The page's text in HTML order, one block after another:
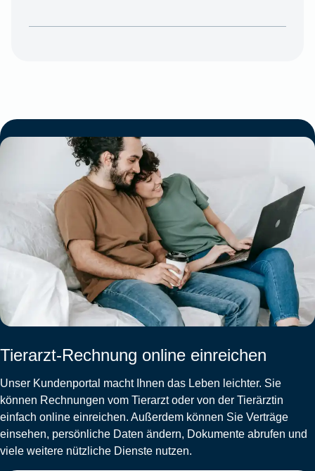
Tierarzt-Rechnung online einreichen
Unser Kundenportal macht Ihnen das Leben leichter. Sie
können Rechnungen vom Tierarzt oder von der Tierärztin
einfach online einreichen. Außerdem können Sie Verträge
einsehen, persönliche Daten ändern, Dokumente abrufen und
viele weitere nützliche Dienste nutzen.